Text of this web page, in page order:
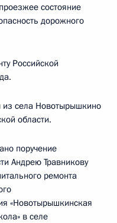
состояние
дорожного
Российской
села Новотырышкино
области.
поручение
Андрею Травникову
ремонта
«Новотырышкинская
в селе